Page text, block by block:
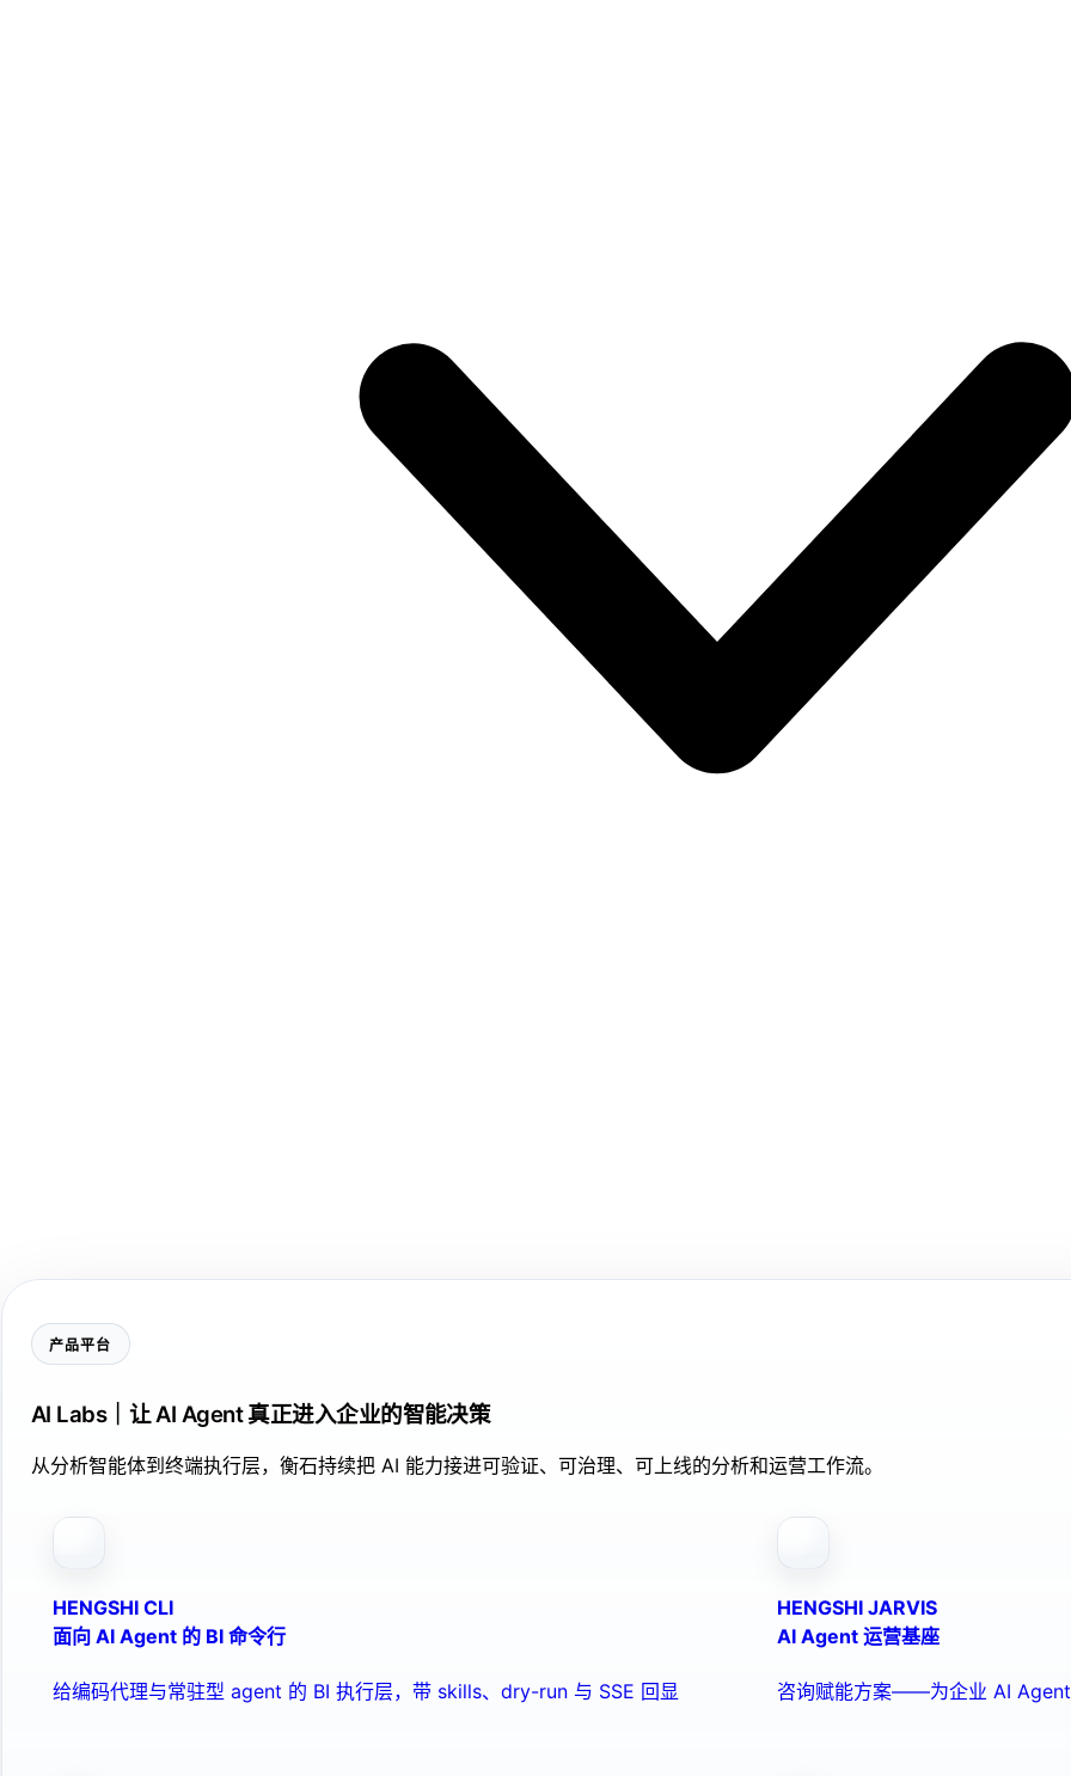
产品平台
AI Labs｜让 AI Agent 真正进入企业的智能决策
从分析智能体到终端执行层，衡石持续把 AI 能力接进可验证、可治理、可上线的分析和运营工作流。
HENGSHI CLI
面向 AI Agent 的 BI 命令行
给编码代理与常驻型 agent 的 BI 执行层，带 skills、dry-run 与 SSE 回显
HENGSHI JARVIS
AI Agent 运营基座
咨询赋能方案——为企业 AI Agent